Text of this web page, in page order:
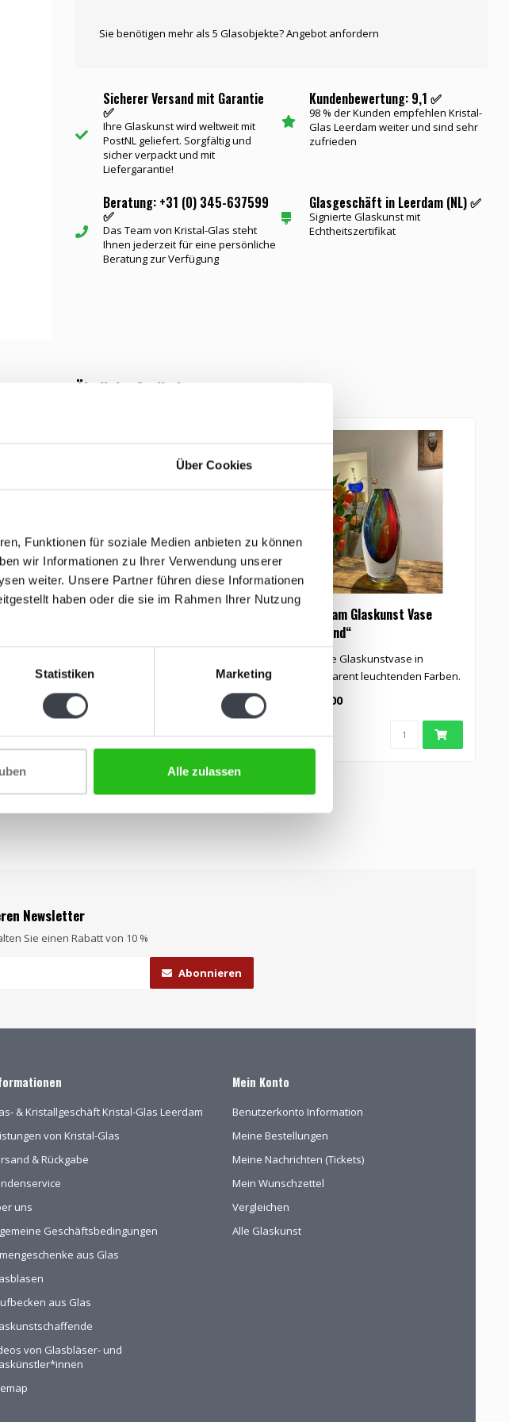
Über Cookies
Funktionen für soziale Medien anbieten zu können
wir Informationen zu Ihrer Verwendung unserer
weiter. Unsere Partner führen diese Informationen
haben oder die sie im Rahmen Ihrer Nutzung
Statistiken Marketing
Alle zulassen
Sie benötigen mehr als 5 Glasobjekte? Angebot anfordern
Sicherer Versand mit Garantie
✅
Ihre Glaskunst wird weltweit mit
PostNL geliefert. Sorgfältig und
sicher verpackt und mit
Liefergarantie!
Kundenbewertung: 9,1 ✅
98 % der Kunden empfehlen Kristal-
Glas Leerdam weiter und sind sehr
zufrieden
Beratung: +31 (0) 345-637599
✅
Das Team von Kristal-Glas steht
Ihnen jederzeit für eine persönliche
Beratung zur Verfügung
Glasgeschäft in Leerdam (NL) ✅
Signierte Glaskunst mit
Echtheitszertifikat
Licht
ist
Ähnliche Artikel
ZWEITEILIG
Leerdam Glaskunst Vase
„Holland“
Schöne Glaskunstvase in
transparent leuchtenden Farben.
€495,00
Newsletter
Sie einen Rabatt von 10 %
Abonnieren
& Kristallgeschäft Kristal-Glas Leerdam
von Kristal-Glas
& Rückgabe
uns
Geschäftsbedingungen
aus Glas
aus Glas
von Glasbläser- und
Mein Konto
Benutzerkonto Information
Meine Bestellungen
Meine Nachrichten (Tickets)
Mein Wunschzettel
Vergleichen
Alle Glaskunst